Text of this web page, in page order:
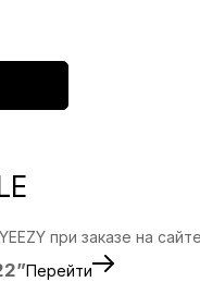
при заказе на сайте
Перейти